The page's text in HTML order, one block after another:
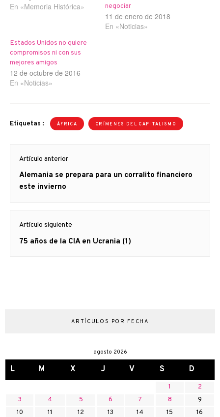
En «Memoria Histórica»
negociar
11 de enero de 2018
En «Noticias»
Estados Unidos no quiere
compromisos ni con sus
mejores amigos
12 de octubre de 2016
En «Noticias»
Etiquetas : ÁFRICA CRÍMENES DEL CAPITALISMO
de
entradas
Artículo anterior
Artículo
anterior
Alemania se prepara para un corralito financiero
este invierno
Artículo siguiente
Artículo
75 años de la CIA en Ucrania (1)
ARTÍCULOS POR FECHA
agosto 2026
L M X J V S D
1
2
3
4 5 6 7 8
9
10
11 12 13 14 15
16